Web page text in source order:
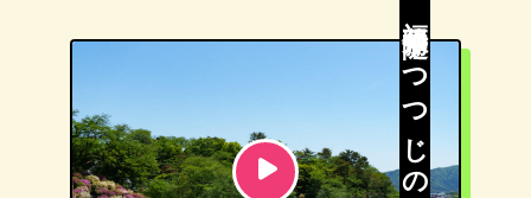
福井県随一！つつじの名所